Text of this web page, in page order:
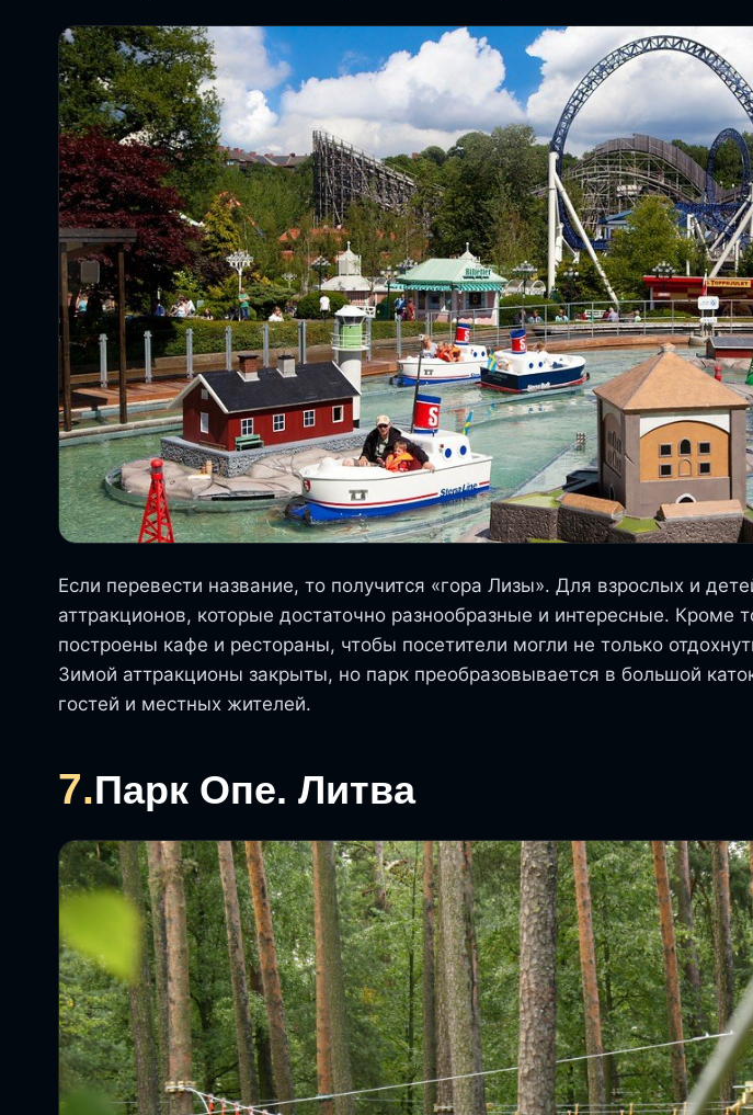
Если перевести название, то получится «гора Лизы». Для взрослых и
аттракционов, которые достаточно разнообразные и интересные. Кроме
построены кафе и рестораны, чтобы посетители могли не только
Зимой аттракционы закрыты, но парк преобразовывается в большой
гостей и местных жителей.
7.Парк Опе. Литва